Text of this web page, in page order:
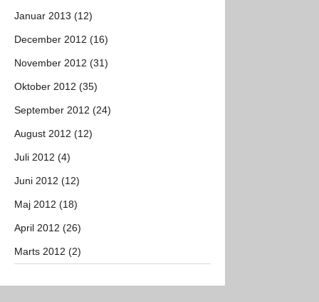
Januar 2013 (12)
December 2012 (16)
November 2012 (31)
Oktober 2012 (35)
September 2012 (24)
August 2012 (12)
Juli 2012 (4)
Juni 2012 (12)
Maj 2012 (18)
April 2012 (26)
Marts 2012 (2)